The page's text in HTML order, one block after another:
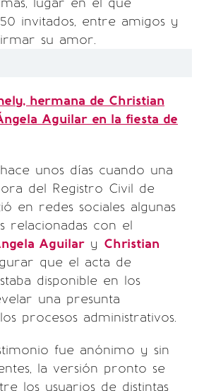
invitados, entre amigos y
su amor.
hermana de Christian
Aguilar en la fiesta de
unos días cuando una
del Registro Civil de
en redes sociales algunas
relacionadas con el
Aguilar y Christian
que el acta de
disponible en los
una presunta
procesos administrativos.
fue anónimo y sin
la versión pronto se
los usuarios de distintas